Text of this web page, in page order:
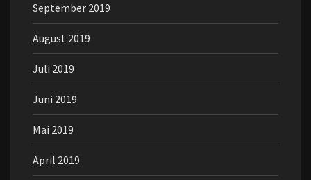
September 2019
August 2019
Juli 2019
Juni 2019
Mai 2019
April 2019